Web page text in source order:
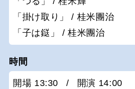
「掛け取り」 / 桂米團治
「子は鎹」 / 桂米團治
時間
開場 13:30 / 開演 14:00